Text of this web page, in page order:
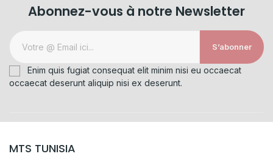
Abonnez-vous à notre Newsletter
S’abonner
Enim quis fugiat consequat elit minim nisi eu occaecat
occaecat deserunt aliquip nisi ex deserunt.
MTS TUNISIA